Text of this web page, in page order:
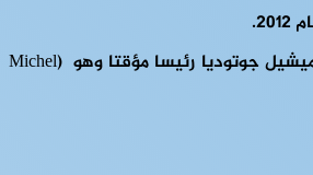
في مارس 2013، تم استيلاء مجموعات المتمردين من التحالف “سيليكا” على العاصمة بانغي وأطاحوا ببوزيزي من الحكم. بعد ذلك، فرّ إلى الخارج وتم تعيين ميشيل جوتوديا رئيسا مؤقتا وهو (Michel